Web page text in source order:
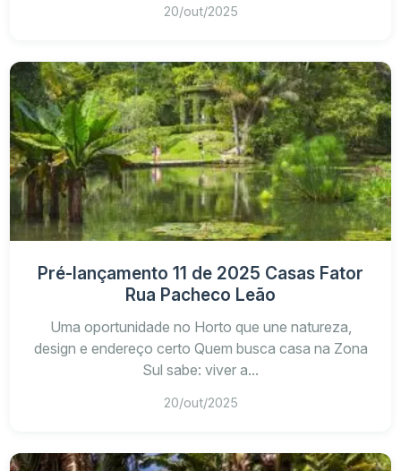
20/out/2025
Pré-lançamento 11 de 2025 Casas Fator
Rua Pacheco Leão
Uma oportunidade no Horto que une natureza,
design e endereço certo Quem busca casa na Zona
Sul sabe: viver a...
20/out/2025